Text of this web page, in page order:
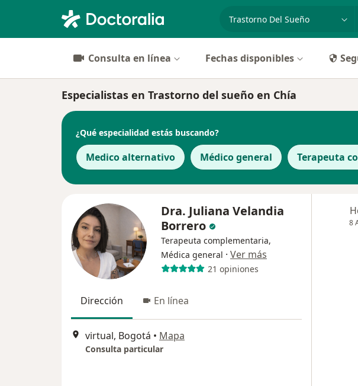
especialidad, enfermedad o
Consulta en línea Fechas disponibles
Especialistas en Trastorno del sueño en Chía
¿Qué especialidad estás buscando?
Medico alternativo Médico general Terapeuta
Dra. Juliana Velandia
Borrero
Terapeuta complementaria,
Médica general · Ver más
21 opiniones
Dirección En línea
virtual, Bogotá • Mapa
Consulta particular
8